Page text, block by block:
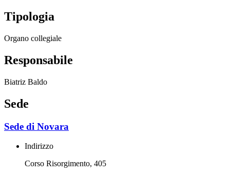
Tipologia
Organo collegiale
Responsabile
Biatriz Baldo
Sede
Sede di Novara
Indirizzo
Corso Risorgimento, 405